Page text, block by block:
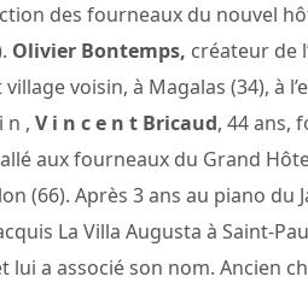
des fourneaux du nouvel
Olivier Bontemps, créateur de
voisin, à Magalas (34), à
n , V i n c e n t Bricaud, 44 ans,
aux fourneaux du Grand
(66). Après 3 ans au piano du
La Villa Augusta à Saint-
a associé son nom. Ancien